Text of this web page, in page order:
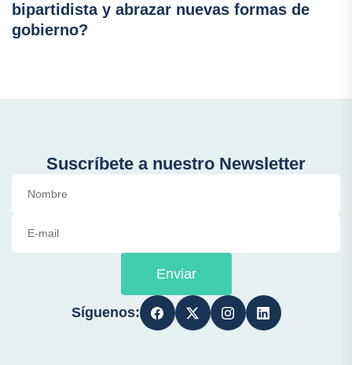
bipartidista y abrazar nuevas formas de
gobierno?
Suscríbete a nuestro Newsletter
Enviar
Síguenos: